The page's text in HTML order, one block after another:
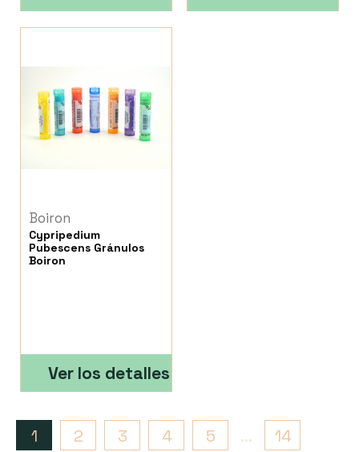
Boiron
Cypripedium
Pubescens Gránulos
Boiron
Ver los detalles
1 2 3 4 5 ... 14